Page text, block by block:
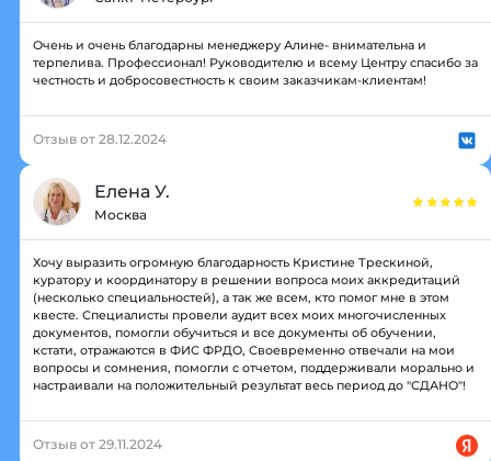
Очень и очень благодарны менеджеру Алине- внимательна и
терпелива. Профессионал! Руководителю и всему Центру спасибо за
честность и добросовестность к своим заказчикам-клиентам!
Отзыв от 28.12.2024
Елена У.
Москва
Хочу выразить огромную благодарность Кристине Трескиной,
куратору и координатору в решении вопроса моих аккредитаций
(несколько специальностей), а так же всем, кто помог мне в этом
квесте. Специалисты провели аудит всех моих многочисленных
документов, помогли обучиться и все документы об обучении,
кстати, отражаются в ФИС ФРДО, Своевременно отвечали на мои
вопросы и сомнения, помогли с отчетом, поддерживали морально и
настраивали на положительный результат весь период до "СДАНО"!
Отзыв от 29.11.2024